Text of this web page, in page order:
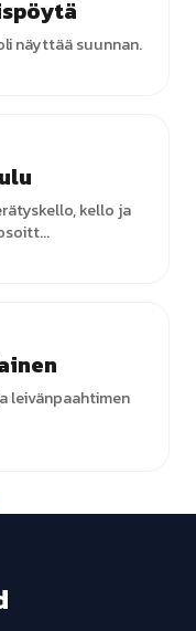
näyttää suunnan.
kello ja
leivänpaahtimen